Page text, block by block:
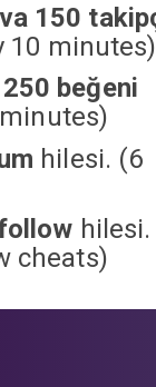
150
10 minutes)
beğeni
hilesi. (6
hilesi.
cheats)